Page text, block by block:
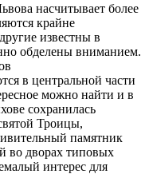
насчитывает более
крайне
известны в
обделены вниманием.
в центральной части
можно найти и в
сохранилась
Троицы,
памятник
во дворах типовых
интерес для